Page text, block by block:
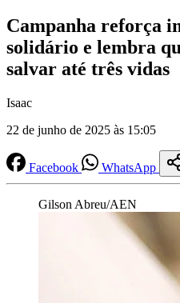
Campanha reforça
solidário e lembra
salvar até três vidas
Isaac
22 de junho de 2025 às 15:05
Facebook WhatsApp
Gilson Abreu/AEN